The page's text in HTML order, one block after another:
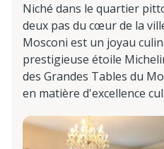
Niché dans le quartier
deux pas du cœur de la
Mosconi est un joyau
prestigieuse étoile
des Grandes Tables du
en matière d'excellence